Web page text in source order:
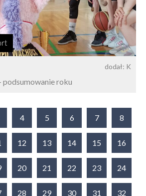
dodał: K
roku
4 5 6 7 8
12 13 14 15 16
20 21 22 23 24
28 29 30 31 32